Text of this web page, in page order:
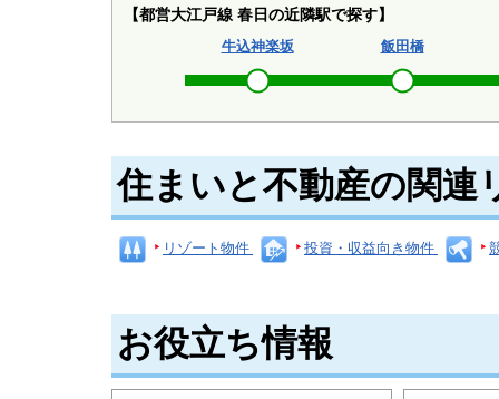
【都営大江戸線 春日の近隣駅で探す】
牛込神楽坂 飯田橋
住まいと不動産の関連
リゾート物件 投資・収益向き物件
お役立ち情報